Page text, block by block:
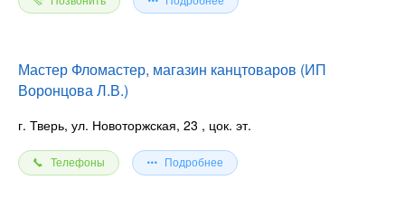
Мастер Фломастер, магазин канцтоваров (ИП
Воронцова Л.В.)
г. Тверь, ул. Новоторжская, 23 , цок. эт.
Телефоны Подробнее